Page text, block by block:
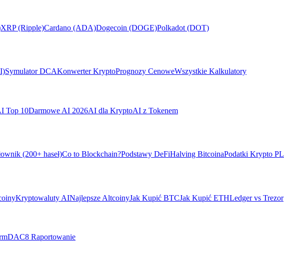
XRP (Ripple)Cardano (ADA)Dogecoin (DOGE)Polkadot (DOT)
Symulator DCAKonwerter KryptoPrognozy CenoweWszystkie Kalkulatory
Top 10Darmowe AI 2026AI dla KryptoAI z Tokenem
(200+ haseł)Co to Blockchain?Podstawy DeFiHalving BitcoinaPodatki Krypto PL
Kryptowaluty AINajlepsze AltcoinyJak Kupić BTCJak Kupić ETHLedger vs Trezor
DAC8 Raportowanie